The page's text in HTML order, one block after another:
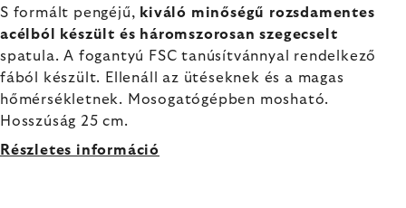
S formált pengéjű, kiváló minőségű rozsdamentes
acélból készült és háromszorosan szegecselt
spatula. A fogantyú FSC tanúsítvánnyal rendelkező
fából készült. Ellenáll az ütéseknek és a magas
hőmérsékletnek. Mosogatógépben mosható.
Hosszúság 25 cm.
Részletes információ